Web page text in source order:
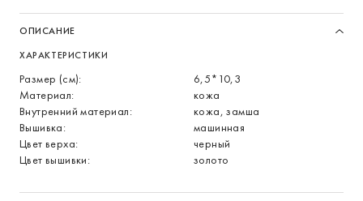
ОПИСАНИЕ
ХАРАКТЕРИСТИКИ
Размер (см):
6,5*10,3
Материал:
кожа
Внутренний материал:
кожа, замша
Вышивка:
машинная
Цвет верха:
черный
Цвет вышивки:
золото